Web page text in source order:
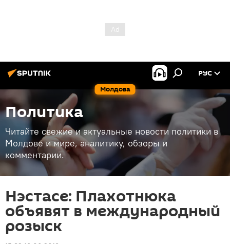
Молдова
РУС
Политика
Читайте свежие и актуальные новости политики в
Молдове и мире, аналитику, обзоры и
комментарии.
Нэстасе: Плахотнюка
объявят в международный
розыск